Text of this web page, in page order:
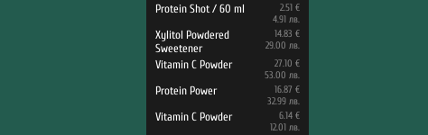
Protein Shot / 60 ml
2.51 €
4.91 лв.
Xylitol Powdered
Sweetener
14.83 €
29.00 лв.
Vitamin C Powder
27.10 €
53.00 лв.
Protein Power
16.87 €
32.99 лв.
Vitamin C Powder
6.14 €
12.01 лв.